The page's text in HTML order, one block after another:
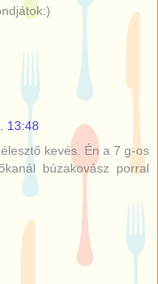
13:48
kevés. Én a 7 g-os
búzakovász porral